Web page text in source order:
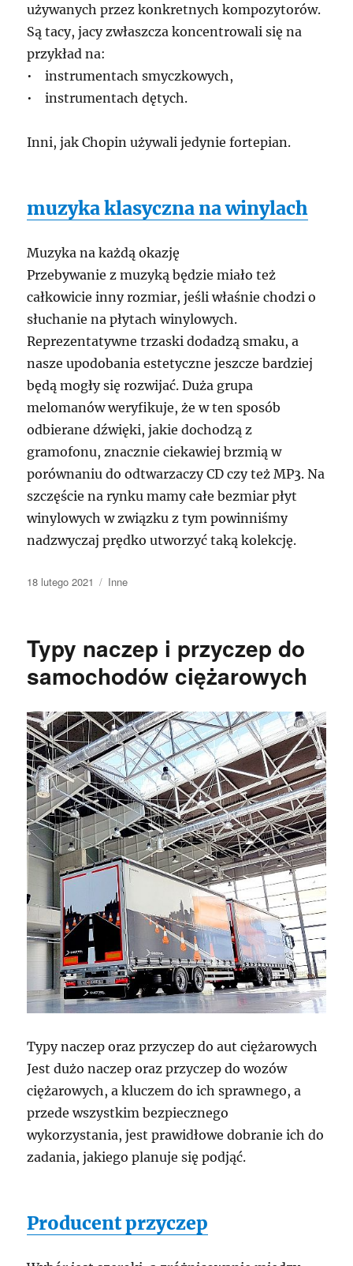
używanych przez konkretnych kompozytorów.
Są tacy, jacy zwłaszcza koncentrowali się na
przykład na:
• instrumentach smyczkowych,
• instrumentach dętych.
Inni, jak Chopin używali jedynie fortepian.
muzyka klasyczna na winylach
Muzyka na każdą okazję
Przebywanie z muzyką będzie miało też
całkowicie inny rozmiar, jeśli właśnie chodzi o
słuchanie na płytach winylowych.
Reprezentatywne trzaski dodadzą smaku, a
nasze upodobania estetyczne jeszcze bardziej
będą mogły się rozwijać. Duża grupa
melomanów weryfikuje, że w ten sposób
odbierane dźwięki, jakie dochodzą z
gramofonu, znacznie ciekawiej brzmią w
porównaniu do odtwarzaczy CD czy też MP3. Na
szczęście na rynku mamy całe bezmiar płyt
winylowych w związku z tym powinniśmy
nadzwyczaj prędko utworzyć taką kolekcję.
Data
18 lutego 2021 Kategorie
Inne
Typy naczep i przyczep do
samochodów ciężarowych
Typy naczep oraz przyczep do aut ciężarowych
Jest dużo naczep oraz przyczep do wozów
ciężarowych, a kluczem do ich sprawnego, a
przede wszystkim bezpiecznego
wykorzystania, jest prawidłowe dobranie ich do
zadania, jakiego planuje się podjąć.
Producent przyczep